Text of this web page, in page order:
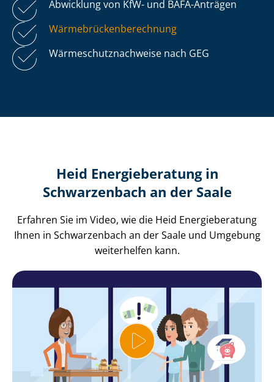
Abwicklung von KfW- und BAFA-Anträgen
Wär­me­brü­cken­be­rech­nung
Wär­me­schutz­nach­wei­se nach GEG
Heid Energieberatung in
Schwarzenbach an der Saale
Erfahren Sie im Video, wie die Heid Energieberatung
Ihnen in Schwarzenbach an der Saale und Umgebung
weiterhelfen kann.